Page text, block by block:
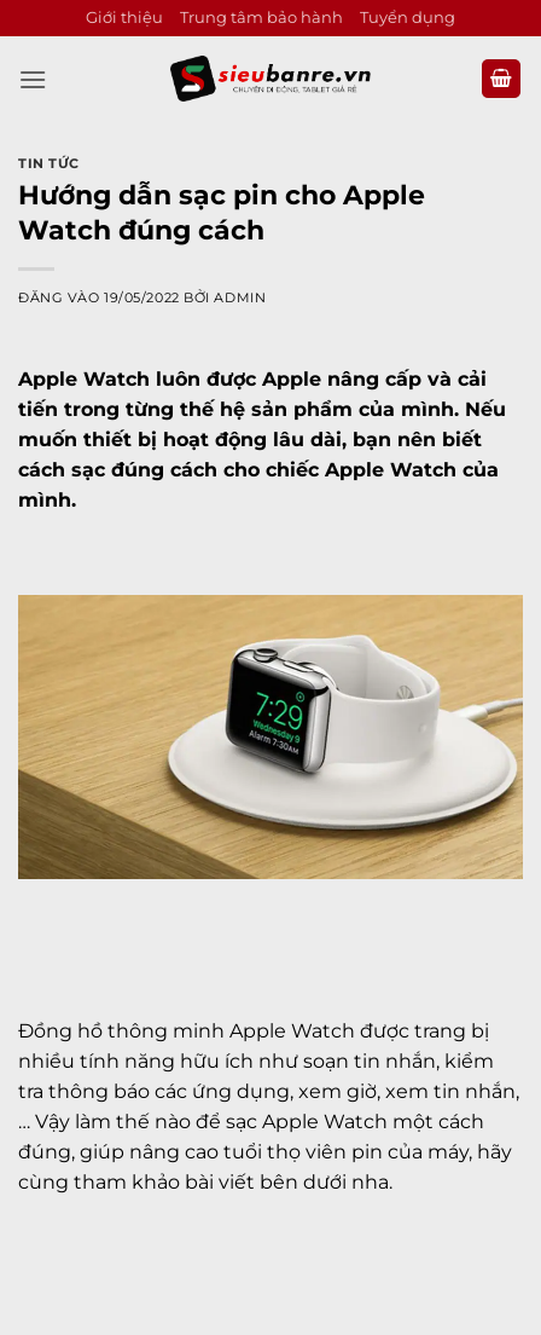
qua
nội
Giới thiệu Trung tâm bảo hành Tuyển dụng
TIN TỨC
Hướng dẫn sạc pin cho Apple
Watch đúng cách
ĐĂNG VÀO19/05/2022 BỞIADMIN
Apple Watch luôn được Apple nâng cấp và cải
tiến trong từng thế hệ sản phẩm của mình. Nếu
muốn thiết bị hoạt động lâu dài, bạn nên biết
cách sạc đúng cách cho chiếc Apple Watch của
mình.
Đồng hồ thông minh Apple Watch được trang bị
nhiều tính năng hữu ích như soạn tin nhắn, kiểm
tra thông báo các ứng dụng, xem giờ, xem tin nhắn,
… Vậy làm thế nào để sạc Apple Watch một cách
đúng, giúp nâng cao tuổi thọ viên pin của máy, hãy
cùng tham khảo bài viết bên dưới nha.